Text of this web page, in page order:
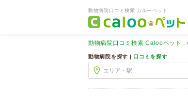
動物病院口コミ検索 カルーペット
動物病院口コミ検索 Calooペット
動物病院を探す | 口コミを探す